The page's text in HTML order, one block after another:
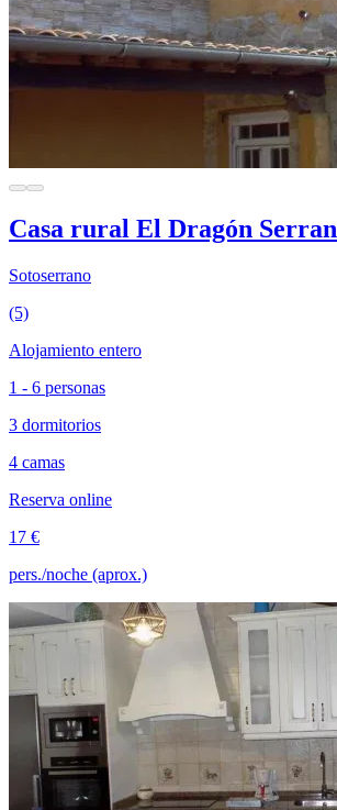
Casa rural El Dragón
Sotoserrano
(5)
Alojamiento entero
1 - 6 personas
3 dormitorios
4 camas
Reserva online
17 €
pers./noche (aprox.)